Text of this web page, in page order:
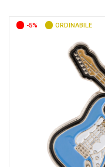
-5% ORDINABILE